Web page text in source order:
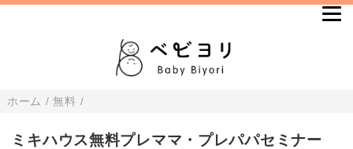
ホーム /無料 /
ミキハウス無料プレママ・プレパパセミナー